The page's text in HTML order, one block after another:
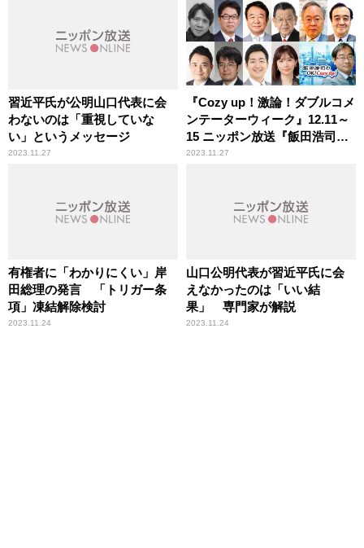
習近平氏が公明山口代表に会
わないのは「重視していな
い」というメッセージ
2023.11.27
『Cozy up！激論！ダブルコメ
ンテーターウィーク』12.11～
15 ニッポン放送『飯田浩司の
OK! Cozy up!』
2023.11.27
有権者に「わかりにくい」岸
田総理の発言 「トリガー条
項」凍結解除検討
2023.11.24
山口公明代表が習近平氏に会
えなかったのは「いい結
果」 専門家が解説
2023.11.24